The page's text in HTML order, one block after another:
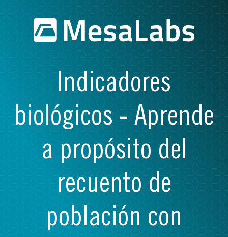
Indicadores
biológicos - Aprende
a propósito del
recuento de
población con